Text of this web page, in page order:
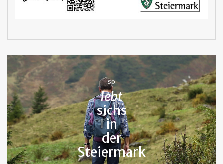
SO
lebt
sichs
in
der
Steiermark